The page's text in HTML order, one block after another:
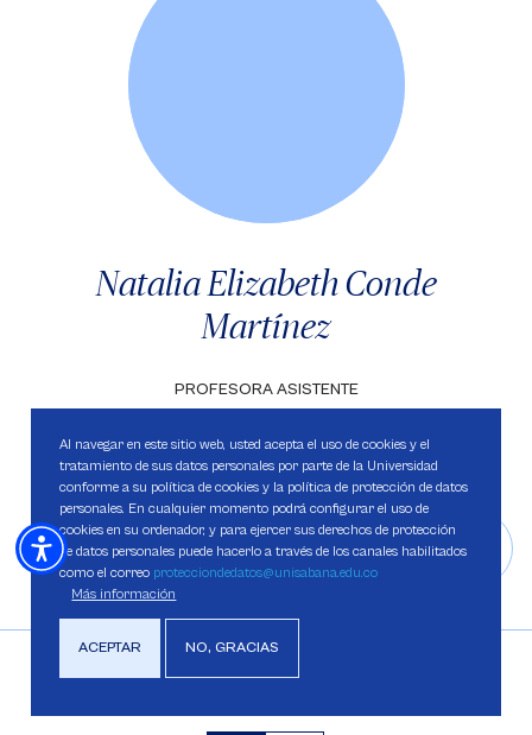
Natalia Elizabeth Conde
Martínez
PROFESORA ASISTENTE
Saber más
Al navegar en este sitio web, usted acepta el uso de cookies y el
tratamiento de sus datos personales por parte de la Universidad
conforme a su política de cookies y la política de protección de datos
personales. En cualquier momento podrá configurar el uso de
cookies en su ordenador, y para ejercer sus derechos de protección
de datos personales puede hacerlo a través de los canales habilitados
como el correo protecciondedatos@unisabana.edu.co
Más información
ACEPTAR NO, GRACIAS